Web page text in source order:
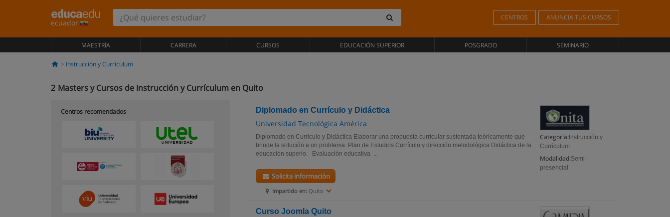
ecuador
CENTROS ANUNCIA TUS CURSOS
MAESTRÍA CARRERA CURSOS EDUCACIÓN SUPERIOR POSGRADO SEMINARIO
Instrucción y Currículum
2 Masters y Cursos de Instrucción y Currículum en Quito
Diplomado en Currículo y Didáctica
Universidad Tecnológica América
Categoría: Instrucción y
Currículum
Modalidad:Semi-
presencial
Diplomado en Curriculo y Didáctica Elaborar una propuesta curricular sustentada teóricamente que
brinde la solución a un problema. Plan de Estudios Currículo y dirección metodológica Didáctica de la
educación superio. Evaluación educativa ...
Impartido en: Quito
Solicita información
Curso Joomla Quito
Centros recomendados